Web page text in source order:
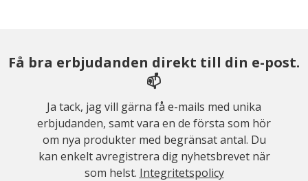
Få bra erbjudanden direkt till din e-post.
📫
Ja tack, jag vill gärna få e-mails med unika
erbjudanden, samt vara en de första som hör
om nya produkter med begränsat antal. Du
kan enkelt avregistrera dig nyhetsbrevet när
som helst. Integritetspolicy